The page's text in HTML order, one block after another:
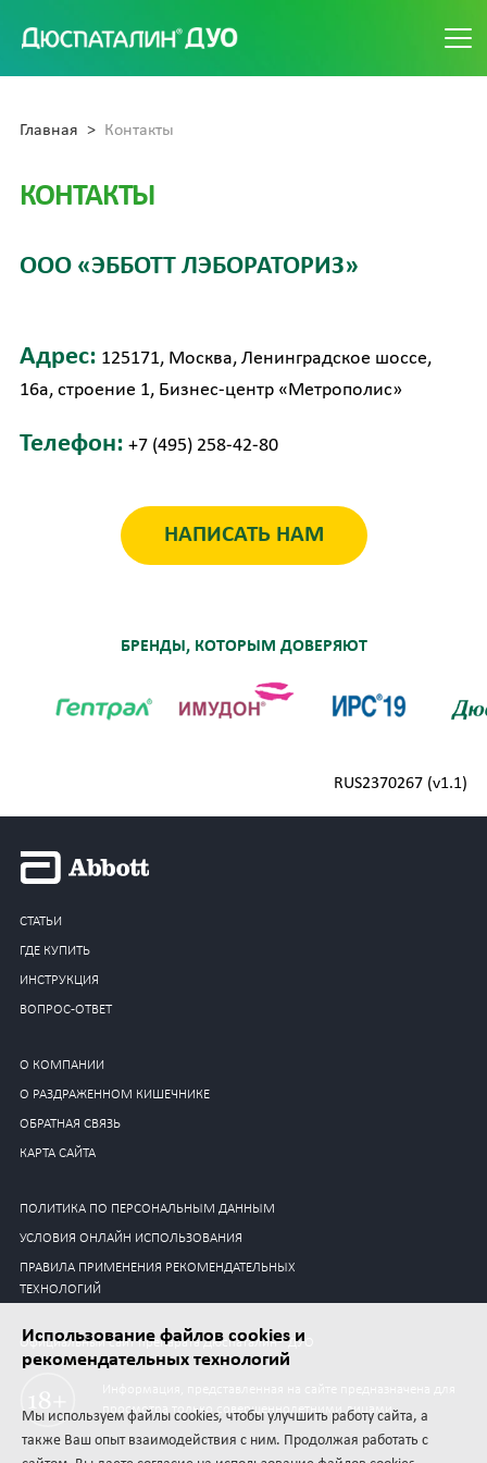
ИНСТРУКЦИЯ
ВОПРОС-ОТВЕТ
Главная Контакты
КОНТАКТЫ
ООО «ЭББОТТ ЛЭБОРАТОРИЗ»
Адрес: 125171, Москва, Ленинградское шоссе,
16а, строение 1, Бизнес-центр «Метрополис»
Телефон: +7 (495) 258-42-80
НАПИСАТЬ НАМ
БРЕНДЫ, КОТОРЫМ ДОВЕРЯЮТ
RUS2370267 (v1.1)
СТАТЬИ
ГДЕ КУПИТЬ
ИНСТРУКЦИЯ
ВОПРОС-ОТВЕТ
О КОМПАНИИ
О РАЗДРАЖЕННОМ КИШЕЧНИКЕ
ОБРАТНАЯ СВЯЗЬ
КАРТА САЙТА
ПОЛИТИКА ПО ПЕРСОНАЛЬНЫМ ДАННЫМ
УСЛОВИЯ ОНЛАЙН ИСПОЛЬЗОВАНИЯ
ПРАВИЛА ПРИМЕНЕНИЯ РЕКОМЕНДАТЕЛЬНЫХ
ТЕХНОЛОГИЙ
Официальный сайт препарата Дюспаталин® ДУО
просмотра только совершеннолетними лицами.
Использование файлов cookies и
рекомендательных технологий
Мы используем файлы cookies, чтобы улучшить работу сайта, а
также Ваш опыт взаимодействия с ним. Продолжая работать с